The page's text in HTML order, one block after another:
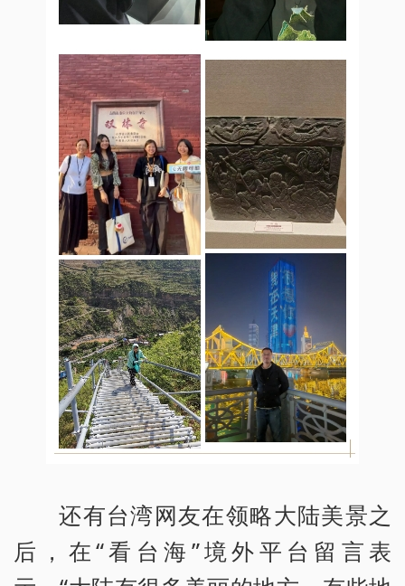
还有台湾网友在领略大陆美景之
后，在“看台海”境外平台留言表